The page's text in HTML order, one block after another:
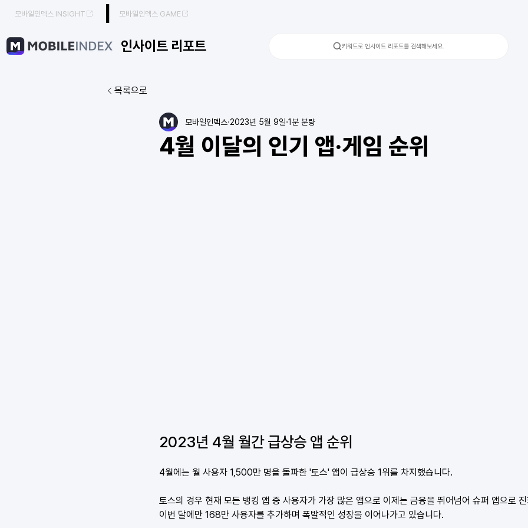
모바일인덱스 INSIGHT 모바일인덱스 GAME
인사이트 리포트 키워드로 인사이트 리포트를 검색해보세요.
목록으로
4월 이달의 인기 앱·게임 순위
모바일인덱스 2023년 5월 9일 1분 분량
2023년 4월 월간 급상승 앱 순위
4월에는 월 사용자 1,500만 명을 돌파한 '토스' 앱이 급상승 1위를 차지했습니다.
토스의 경우 현재 모든 뱅킹 앱 중 사용자가 가장 많은 앱으로 이제는 금융을 뛰어넘어 슈퍼 앱으로
이번 달에만 168만 사용자를 추가하며 폭발적인 성장을 이어나가고 있습니다.